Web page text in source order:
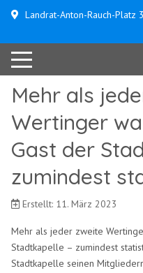
Landrat-Anton-Rauch-Platz
Mehr als
Wertinger
Gast der
zumindest
Erstellt: 11. März 2023
Mehr als jeder zweite
Stadtkapelle – zumindest
Stadtkapelle seinen